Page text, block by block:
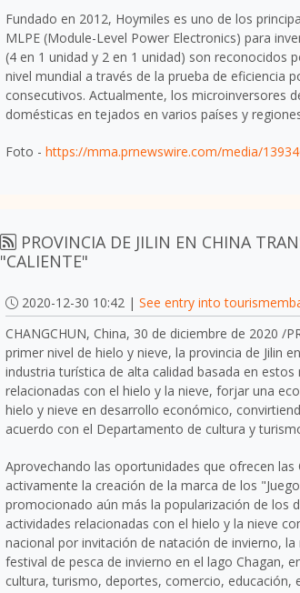
Fundado en 2012, Hoymiles es uno de los
MLPE (Module-Level Power Electronics) para
(4 en 1 unidad y 2 en 1 unidad) son
nivel mundial a través de la prueba de eficiencia
consecutivos. Actualmente, los microinversores
domésticas en tejados en varios países y
Foto - https://mma.prnewswire.com/media/
PROVINCIA DE JILIN EN CHINA
"CALIENTE"
2020-12-30 10:42 | See entry into
CHANGCHUN, China, 30 de diciembre de 2020 /
primer nivel de hielo y nieve, la provincia de Jilin
industria turística de alta calidad basada en
relacionadas con el hielo y la nieve, forjar una
hielo y nieve en desarrollo económico,
acuerdo con el Departamento de cultura y
Aprovechando las oportunidades que ofrecen
activamente la creación de la marca de los
promocionado aún más la popularización de los
actividades relacionadas con el hielo y la nieve
nacional por invitación de natación de invierno,
festival de pesca de invierno en el lago Chagan,
cultura, turismo, deportes, comercio, educación,